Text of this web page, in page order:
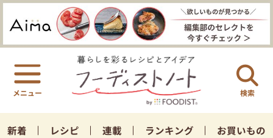
検索
新着 レシピ 連載 ランキング お買いもの